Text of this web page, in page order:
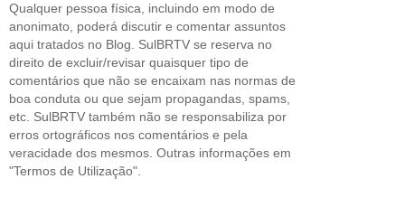
Qualquer pessoa física, incluindo em modo de
anonimato, poderá discutir e comentar assuntos
aqui tratados no Blog. SulBRTV se reserva no
direito de excluir/revisar quaisquer tipo de
comentários que não se encaixam nas normas de
boa conduta ou que sejam propagandas, spams,
etc. SulBRTV também não se responsabiliza por
erros ortográficos nos comentários e pela
veracidade dos mesmos. Outras informações em
"Termos de Utilização".